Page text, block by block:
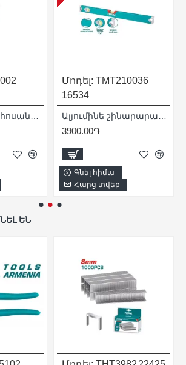
Մոդել: TMT210036
16534
3900.00֏
Գնել հիմա
Հարց տվեք
ԵՆ